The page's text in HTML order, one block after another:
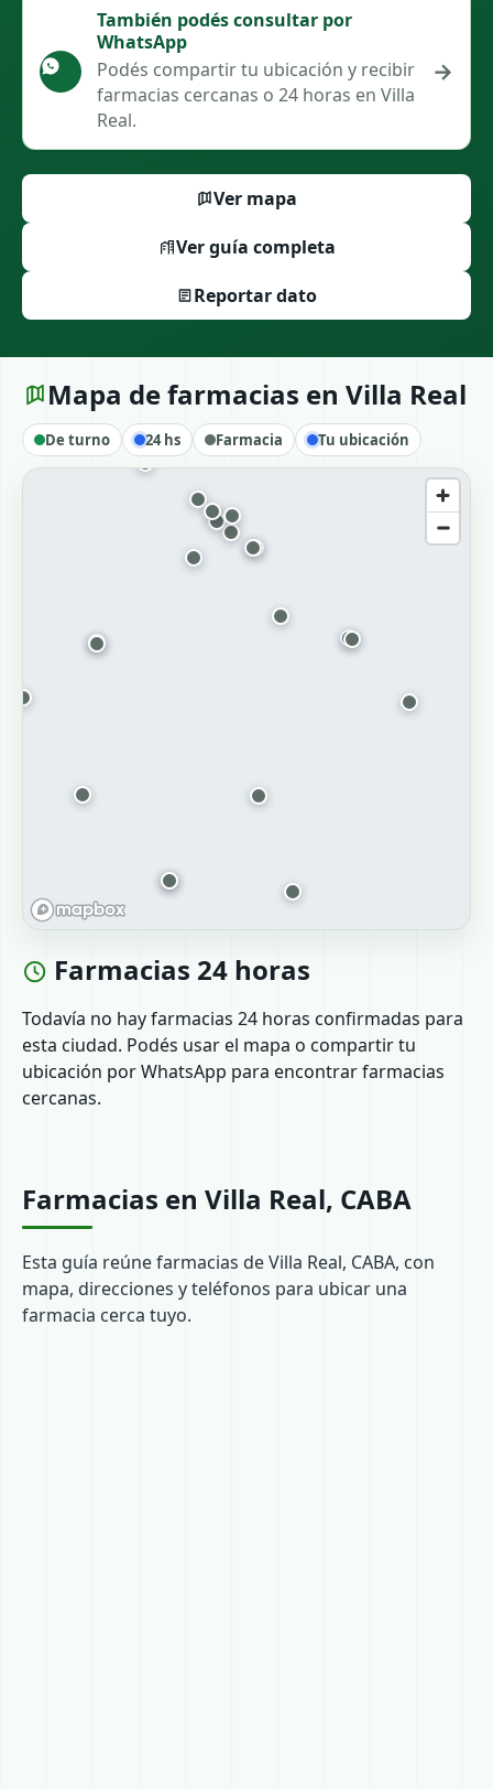
También podés consultar por
WhatsApp
Podés compartir tu ubicación y recibir
farmacias cercanas o 24 horas en Villa
Real.
→
Ver mapa
Ver guía completa
Reportar dato
Mapa de farmacias en Villa Real
De turno 24 hs Farmacia Tu ubicación
Farmacias 24 horas
Todavía no hay farmacias 24 horas confirmadas para
esta ciudad. Podés usar el mapa o compartir tu
ubicación por WhatsApp para encontrar farmacias
cercanas.
Farmacias en Villa Real, CABA
Esta guía reúne farmacias de Villa Real, CABA, con
mapa, direcciones y teléfonos para ubicar una
farmacia cerca tuyo.